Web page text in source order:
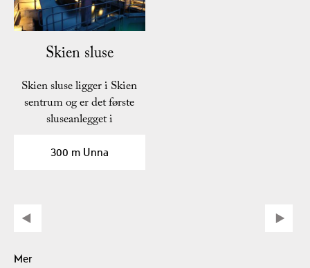
Skien sluse
Skien sluse ligger i Skien
sentrum og er det første
sluseanlegget i
300 m Unna
Mer